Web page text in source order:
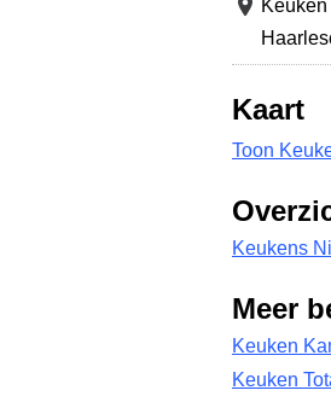
Kaart
Toon
Keukens
Meer
Keuken
Keuken